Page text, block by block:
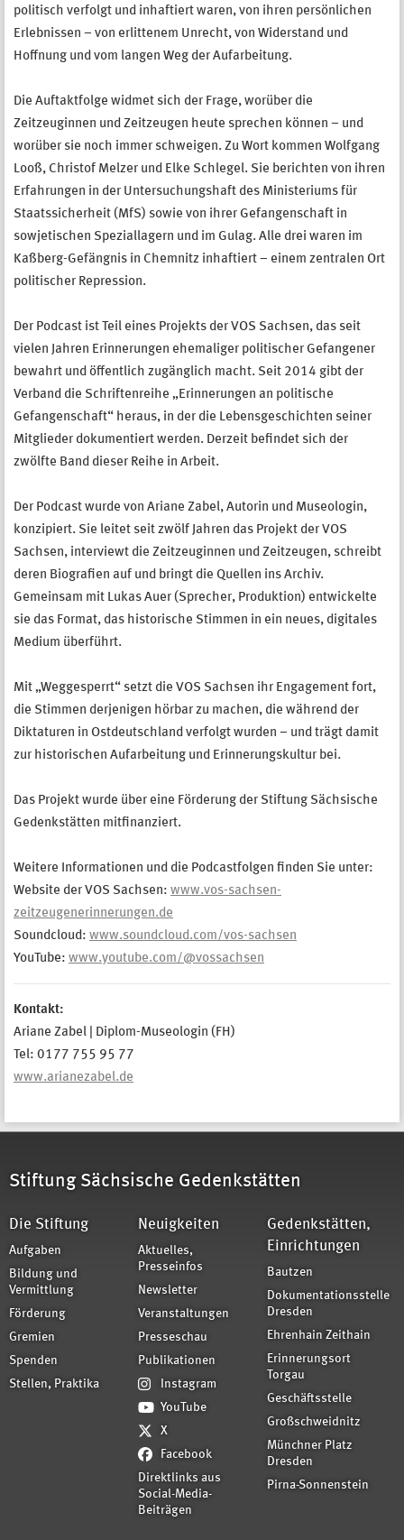
politisch verfolgt und inhaftiert waren, von ihren persönlichen
Erlebnissen – von erlittenem Unrecht, von Widerstand und
Hoffnung und vom langen Weg der Aufarbeitung.
Die Auftaktfolge widmet sich der Frage, worüber die
Zeitzeuginnen und Zeitzeugen heute sprechen können – und
worüber sie noch immer schweigen. Zu Wort kommen Wolfgang
Looß, Christof Melzer und Elke Schlegel. Sie berichten von ihren
Erfahrungen in der Untersuchungshaft des Ministeriums für
Staatssicherheit (MfS) sowie von ihrer Gefangenschaft in
sowjetischen Speziallagern und im Gulag. Alle drei waren im
Kaßberg-Gefängnis in Chemnitz inhaftiert – einem zentralen Ort
politischer Repression.
Der Podcast ist Teil eines Projekts der VOS Sachsen, das seit
vielen Jahren Erinnerungen ehemaliger politischer Gefangener
bewahrt und öffentlich zugänglich macht. Seit 2014 gibt der
Verband die Schriftenreihe „Erinnerungen an politische
Gefangenschaft“ heraus, in der die Lebensgeschichten seiner
Mitglieder dokumentiert werden. Derzeit befindet sich der
zwölfte Band dieser Reihe in Arbeit.
Der Podcast wurde von Ariane Zabel, Autorin und Museologin,
konzipiert. Sie leitet seit zwölf Jahren das Projekt der VOS
Sachsen, interviewt die Zeitzeuginnen und Zeitzeugen, schreibt
deren Biografien auf und bringt die Quellen ins Archiv.
Gemeinsam mit Lukas Auer (Sprecher, Produktion) entwickelte
sie das Format, das historische Stimmen in ein neues, digitales
Medium überführt.
Mit „Weggesperrt“ setzt die VOS Sachsen ihr Engagement fort,
die Stimmen derjenigen hörbar zu machen, die während der
Diktaturen in Ostdeutschland verfolgt wurden – und trägt damit
zur historischen Aufarbeitung und Erinnerungskultur bei.
Das Projekt wurde über eine Förderung der Stiftung Sächsische
Gedenkstätten mitfinanziert.
Weitere Informationen und die Podcastfolgen finden Sie unter:
Website der VOS Sachsen: www.vos-sachsen-
zeitzeugenerinnerungen.de
Soundcloud: www.soundcloud.com/vos-sachsen
YouTube: www.youtube.com/@vossachsen
Kontakt:
Ariane Zabel | Diplom-Museologin (FH)
Tel: 0177 755 95 77
www.arianezabel.de
Stiftung Sächsische Gedenkstätten
Die Stiftung
Aufgaben
Bildung und
Vermittlung
Förderung
Gremien
Spenden
Stellen, Praktika
Neuigkeiten
Aktuelles,
Presseinfos
Newsletter
Veranstaltungen
Presseschau
Publikationen
Instagram
YouTube
X
Facebook
Direktlinks aus
Social-Media-
Beiträgen
Gedenkstätten,
Einrichtungen
Bautzen
Dokumentationsstelle
Dresden
Ehrenhain Zeithain
Erinnerungsort
Torgau
Geschäftsstelle
Großschweidnitz
Münchner Platz
Dresden
Pirna-Sonnenstein